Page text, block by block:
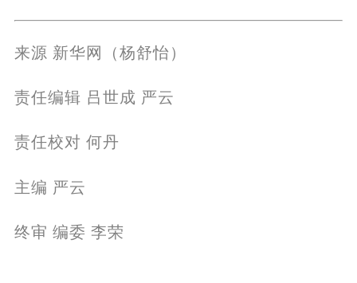
来源 新华网（杨舒怡）
责任编辑 吕世成 严云
责任校对 何丹
主编 严云
终审 编委 李荣